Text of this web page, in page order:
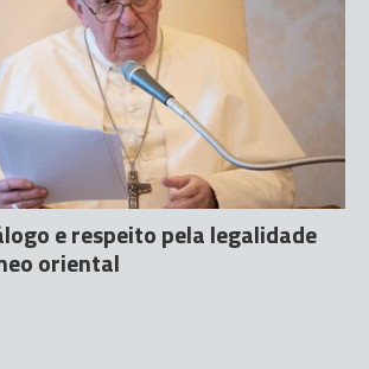
e respeito pela legalidade
oriental